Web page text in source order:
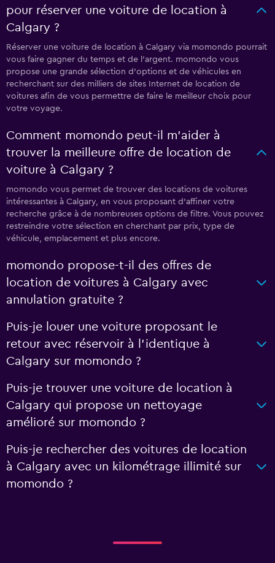
pour réserver une voiture de location à
Calgary ?
Réserver une voiture de location à Calgary via momondo pourrait
vous faire gagner du temps et de l'argent. momondo vous
propose une grande sélection d'options et de véhicules en
recherchant sur des milliers de sites Internet de location de
voitures afin de vous permettre de faire le meilleur choix pour
votre voyage.
Comment momondo peut-il m’aider à
trouver la meilleure offre de location de
voiture à Calgary ?
momondo vous permet de trouver des locations de voitures
intéressantes à Calgary, en vous proposant d'affiner votre
recherche grâce à de nombreuses options de filtre. Vous pouvez
restreindre votre sélection en cherchant par prix, type de
véhicule, emplacement et plus encore.
momondo propose-t-il des offres de
location de voitures à Calgary avec
annulation gratuite ?
Puis-je louer une voiture proposant le
retour avec réservoir à l’identique à
Calgary sur momondo ?
Puis-je trouver une voiture de location à
Calgary qui propose un nettoyage
amélioré sur momondo ?
Puis-je rechercher des voitures de location
à Calgary avec un kilométrage illimité sur
momondo ?